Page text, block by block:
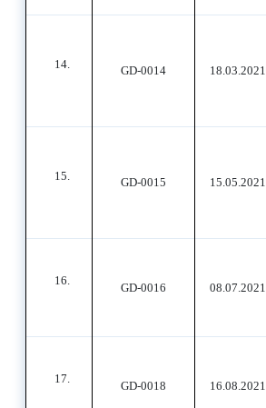
14. GD-0014 18.03.2021
15. GD-0015 15.05.2021
16.
GD-0016 08.07.2021
17.
GD-0018 16.08.2021